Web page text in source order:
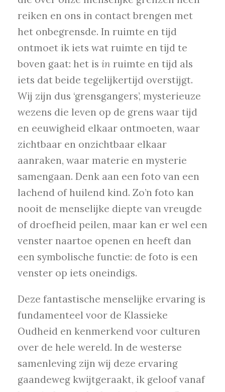
reiken en ons in contact brengen met
het onbegrensde. In ruimte en tijd
ontmoet ik iets wat ruimte en tijd te
boven gaat: het is in ruimte en tijd als
iets dat beide tegelijkertijd overstijgt.
Wij zijn dus ‘grensgangers’, mysterieuze
wezens die leven op de grens waar tijd
en eeuwigheid elkaar ontmoeten, waar
zichtbaar en onzichtbaar elkaar
aanraken, waar materie en mysterie
samengaan. Denk aan een foto van een
lachend of huilend kind. Zo’n foto kan
nooit de menselijke diepte van vreugde
of droefheid peilen, maar kan er wel een
venster naartoe openen en heeft dan
een symbolische functie: de foto is een
venster op iets oneindigs.
Deze fantastische menselijke ervaring is
fundamenteel voor de Klassieke
Oudheid en kenmerkend voor culturen
over de hele wereld. In de westerse
samenleving zijn wij deze ervaring
gaandeweg kwijtgeraakt, ik geloof vanaf